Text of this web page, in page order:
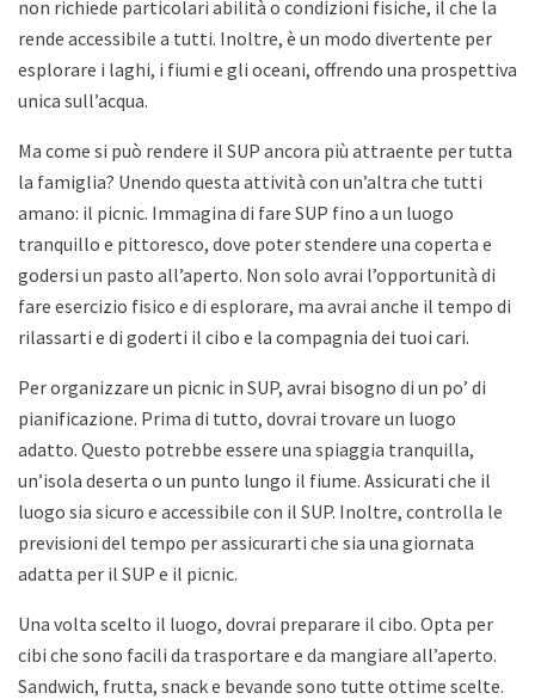
non richiede particolari abilità o condizioni fisiche, il che la
rende accessibile a tutti. Inoltre, è un modo divertente per
esplorare i laghi, i fiumi e gli oceani, offrendo una prospettiva
unica sull’acqua.
Ma come si può rendere il SUP ancora più attraente per tutta
la famiglia? Unendo questa attività con un’altra che tutti
amano: il picnic. Immagina di fare SUP fino a un luogo
tranquillo e pittoresco, dove poter stendere una coperta e
godersi un pasto all’aperto. Non solo avrai l’opportunità di
fare esercizio fisico e di esplorare, ma avrai anche il tempo di
rilassarti e di goderti il cibo e la compagnia dei tuoi cari.
Per organizzare un picnic in SUP, avrai bisogno di un po’ di
pianificazione. Prima di tutto, dovrai trovare un luogo
adatto. Questo potrebbe essere una spiaggia tranquilla,
un’isola deserta o un punto lungo il fiume. Assicurati che il
luogo sia sicuro e accessibile con il SUP. Inoltre, controlla le
previsioni del tempo per assicurarti che sia una giornata
adatta per il SUP e il picnic.
Una volta scelto il luogo, dovrai preparare il cibo. Opta per
cibi che sono facili da trasportare e da mangiare all’aperto.
Sandwich, frutta, snack e bevande sono tutte ottime scelte.